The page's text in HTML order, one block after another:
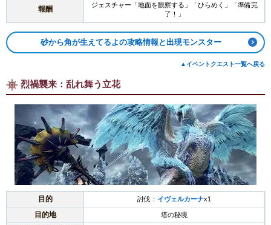
報酬
ジェスチャー「地面を観察する」「ひらめく」「準備完
了！」
砂から角が生えてるよの攻略情報と出現モンスター
▲イベントクエスト一覧へ戻る
烈禍襲来：乱れ舞う立花
目的 討伐： イヴェルカーナx1
目的地 塔の秘境